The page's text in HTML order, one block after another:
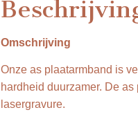
Omschrijving
Onze as plaatarmband is
hardheid duurzamer. De
lasergravure.